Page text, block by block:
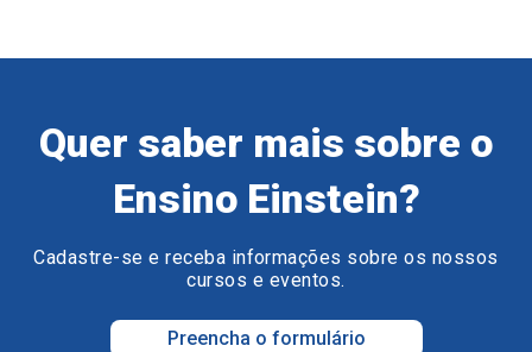
Quer saber mais sobre o
Ensino Einstein?
Cadastre-se e receba informações sobre os nossos
cursos e eventos.
Preencha o formulário